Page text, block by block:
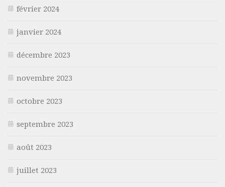
février 2024
janvier 2024
décembre 2023
novembre 2023
octobre 2023
septembre 2023
août 2023
juillet 2023